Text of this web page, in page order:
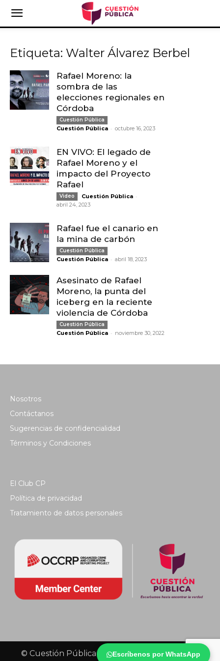
Escríbenos por WhatsApp
Etiqueta: Walter Álvarez Berbel
Rafael Moreno: la
sombra de las
elecciones regionales en
Córdoba
Cuestión Pública
Cuestión Pública - octubre 16, 2023
EN VIVO: El legado de
Rafael Moreno y el
impacto del Proyecto
Rafael
Video Cuestión Pública -
abril 24, 2023
Rafael fue el canario en
la mina de carbón
Cuestión Pública
Cuestión Pública - abril 18, 2023
Asesinato de Rafael
Moreno, la punta del
iceberg en la reciente
violencia de Córdoba
Cuestión Pública
Cuestión Pública - noviembre 30, 2022
Nosotros
Contáctanos
Sugerencias de confidencialidad
Términos y Condiciones
El Club CP
Política de privacidad
Tratamiento de datos personales
© Cuestión Pública 2018 - Todos los derechos